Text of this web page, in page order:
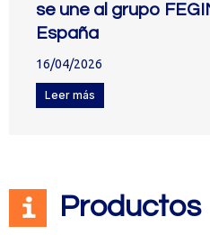
se une al grupo
España
16/04/2026
Leer más
Productos